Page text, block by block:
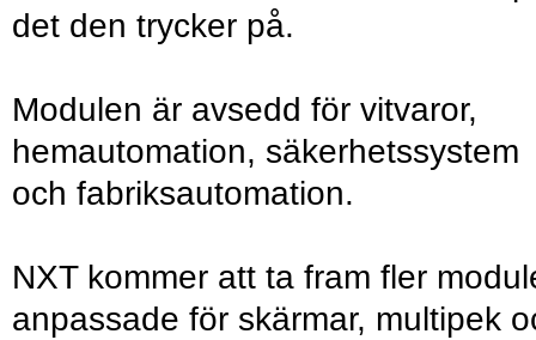
det den trycker på.
Modulen är avsedd för vitvaror,
hemautomation, säkerhetssystem
och fabriksautomation.
NXT kommer att ta fram fler
anpassade för skärmar, multipek